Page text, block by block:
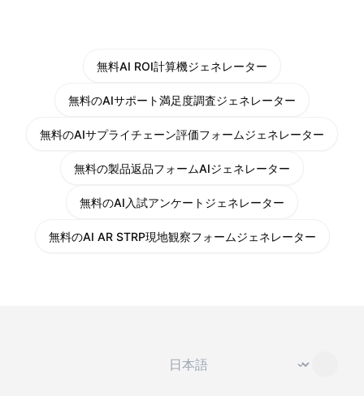
無料AI ROI計算機ジェネレーター
無料のAIサポート満足度調査ジェネレーター
無料のAIサプライチェーン評価フォームジェネレーター
無料の製品返品フォームAIジェネレーター
無料のAI入試アンケートジェネレーター
無料のAI AR STRP現地観察フォームジェネレーター
言語を変更 ⌄